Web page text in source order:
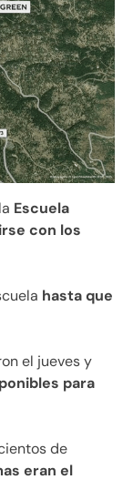
Escuela
con los
hasta que
el jueves y
para
de
eran el